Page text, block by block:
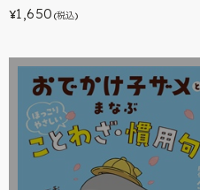
¥1,650 (税込)